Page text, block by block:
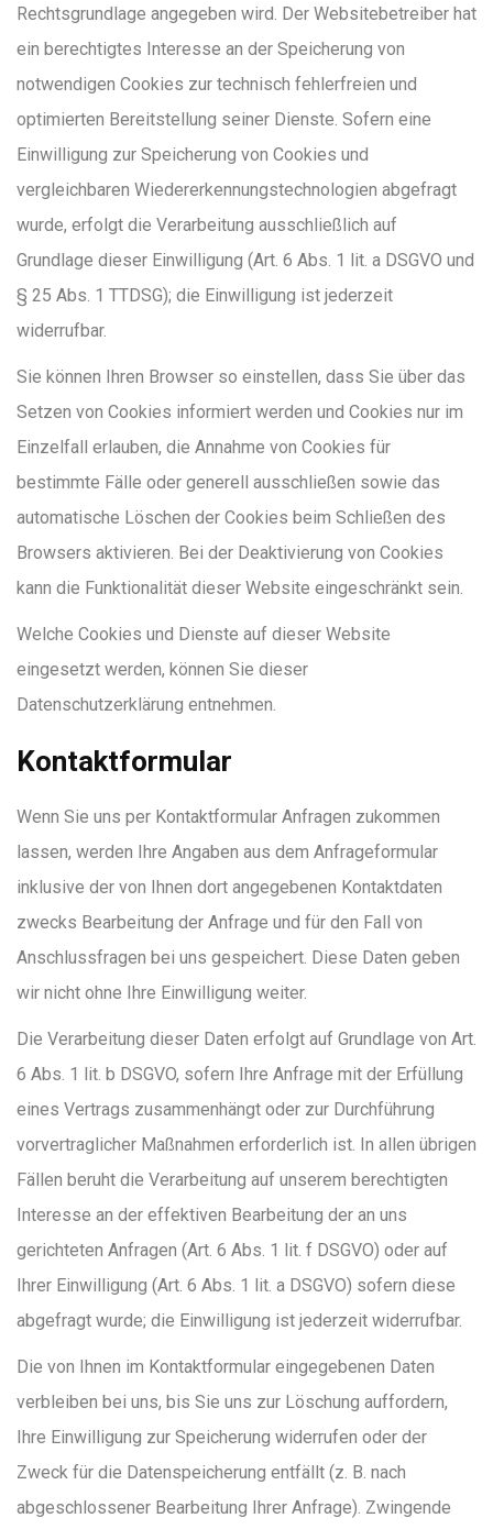
Rechtsgrundlage angegeben wird. Der Websitebetreiber hat
ein berechtigtes Interesse an der Speicherung von
notwendigen Cookies zur technisch fehlerfreien und
optimierten Bereitstellung seiner Dienste. Sofern eine
Einwilligung zur Speicherung von Cookies und
vergleichbaren Wiedererkennungstechnologien abgefragt
wurde, erfolgt die Verarbeitung ausschließlich auf
Grundlage dieser Einwilligung (Art. 6 Abs. 1 lit. a DSGVO und
§ 25 Abs. 1 TTDSG); die Einwilligung ist jederzeit
widerrufbar.
Sie können Ihren Browser so einstellen, dass Sie über das
Setzen von Cookies informiert werden und Cookies nur im
Einzelfall erlauben, die Annahme von Cookies für
bestimmte Fälle oder generell ausschließen sowie das
automatische Löschen der Cookies beim Schließen des
Browsers aktivieren. Bei der Deaktivierung von Cookies
kann die Funktionalität dieser Website eingeschränkt sein.
Welche Cookies und Dienste auf dieser Website
eingesetzt werden, können Sie dieser
Datenschutzerklärung entnehmen.
Kontaktformular
Wenn Sie uns per Kontaktformular Anfragen zukommen
lassen, werden Ihre Angaben aus dem Anfrageformular
inklusive der von Ihnen dort angegebenen Kontaktdaten
zwecks Bearbeitung der Anfrage und für den Fall von
Anschlussfragen bei uns gespeichert. Diese Daten geben
wir nicht ohne Ihre Einwilligung weiter.
Die Verarbeitung dieser Daten erfolgt auf Grundlage von Art.
6 Abs. 1 lit. b DSGVO, sofern Ihre Anfrage mit der Erfüllung
eines Vertrags zusammenhängt oder zur Durchführung
vorvertraglicher Maßnahmen erforderlich ist. In allen übrigen
Fällen beruht die Verarbeitung auf unserem berechtigten
Interesse an der effektiven Bearbeitung der an uns
gerichteten Anfragen (Art. 6 Abs. 1 lit. f DSGVO) oder auf
Ihrer Einwilligung (Art. 6 Abs. 1 lit. a DSGVO) sofern diese
abgefragt wurde; die Einwilligung ist jederzeit widerrufbar.
Die von Ihnen im Kontaktformular eingegebenen Daten
verbleiben bei uns, bis Sie uns zur Löschung auffordern,
Ihre Einwilligung zur Speicherung widerrufen oder der
Zweck für die Datenspeicherung entfällt (z. B. nach
abgeschlossener Bearbeitung Ihrer Anfrage). Zwingende